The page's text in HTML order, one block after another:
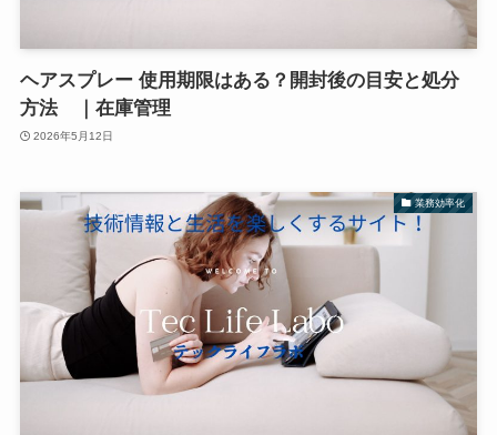
ヘアスプレー 使用期限はある？開封後の目安と処分
方法 ｜在庫管理
2026年5月12日
業務効率化